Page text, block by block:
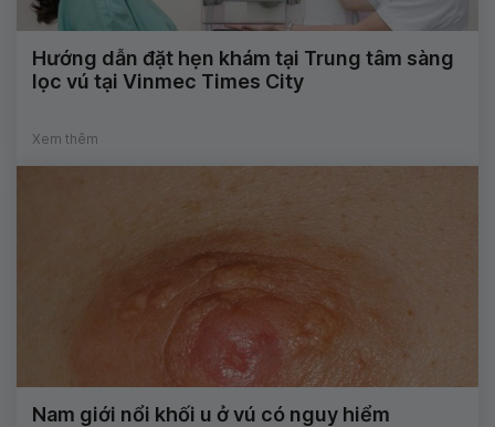
Hướng dẫn đặt hẹn khám tại Trung tâm sàng
lọc vú tại Vinmec Times City
Xem thêm
Nam giới nổi khối u ở vú có nguy hiểm